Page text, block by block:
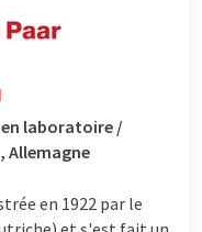
laboratoire /
Allemagne
en 1922 par le